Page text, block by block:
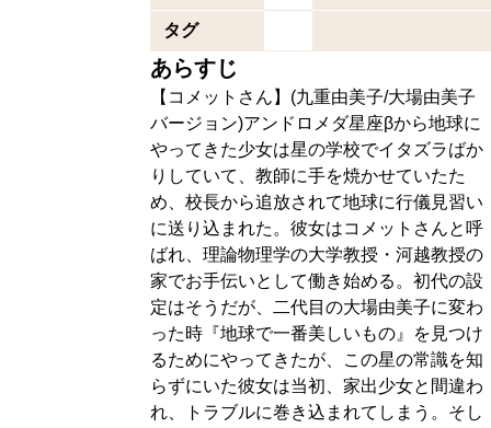
タグ
あらすじ
【コメットさん】(九重由美子/大場由美子
バージョン)アンドロメダ星座βから地球に
やってきた少女は星の学校でイタズラばか
りしていて、教師に手を焼かせていたた
め、校長から追放されて地球に行儀見習い
に送り込まれた。彼女はコメットさんと呼
ばれ、理論物理学の大学教授・河越教授の
家でお手伝いとして働き始める。初代の設
定はそうだが、二代目の大場由美子に変わ
った時『地球で一番美しいもの』を見つけ
るためにやってきたが、この星の常識を知
らずにいた彼女は当初、家出少女と間違わ
れ、トラブルに巻き込まれてしまう。そし